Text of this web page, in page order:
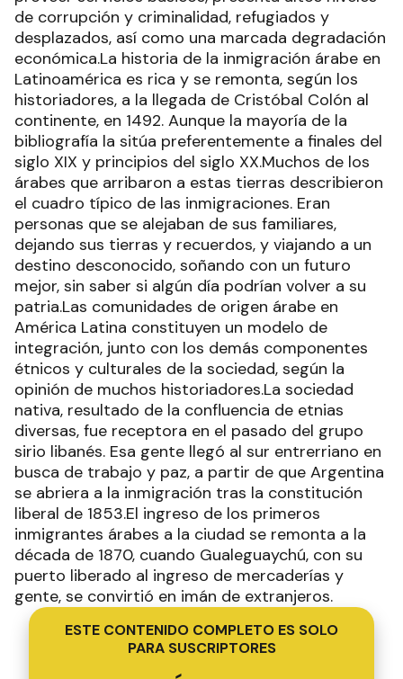
de corrupción y criminalidad, refugiados y
desplazados, así como una marcada degradación
económica.La historia de la inmigración árabe en
Latinoamérica es rica y se remonta, según los
historiadores, a la llegada de Cristóbal Colón al
continente, en 1492. Aunque la mayoría de la
bibliografía la sitúa preferentemente a finales del
siglo XIX y principios del siglo XX.Muchos de los
árabes que arribaron a estas tierras describieron
el cuadro típico de las inmigraciones. Eran
personas que se alejaban de sus familiares,
dejando sus tierras y recuerdos, y viajando a un
destino desconocido, soñando con un futuro
mejor, sin saber si algún día podrían volver a su
patria.Las comunidades de origen árabe en
América Latina constituyen un modelo de
integración, junto con los demás componentes
étnicos y culturales de la sociedad, según la
opinión de muchos historiadores.La sociedad
nativa, resultado de la confluencia de etnias
diversas, fue receptora en el pasado del grupo
sirio libanés. Esa gente llegó al sur entrerriano en
busca de trabajo y paz, a partir de que Argentina
se abriera a la inmigración tras la constitución
liberal de 1853.El ingreso de los primeros
inmigrantes árabes a la ciudad se remonta a la
década de 1870, cuando Gualeguaychú, con su
puerto liberado al ingreso de mercaderías y
gente, se convirtió en imán de extranjeros.
ESTE CONTENIDO COMPLETO ES SOLO
PARA SUSCRIPTORES